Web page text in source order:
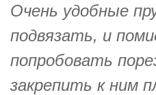
Очень удобные
подвязать, и
попробовать
закрепить к ним